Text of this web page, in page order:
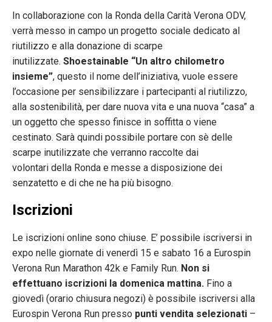
In collaborazione con la Ronda della Carità Verona ODV,
verrà messo in campo un progetto sociale dedicato al
riutilizzo e alla donazione di scarpe
inutilizzate. Shoestainable “Un altro chilometro
insieme”, questo il nome dell’iniziativa, vuole essere
l’occasione per sensibilizzare i partecipanti al riutilizzo,
alla sostenibilità, per dare nuova vita e una nuova “casa” a
un oggetto che spesso finisce in soffitta o viene
cestinato. Sarà quindi possibile portare con sè delle
scarpe inutilizzate che verranno raccolte dai
volontari della Ronda e messe a disposizione dei
senzatetto e di che ne ha più bisogno.
Iscrizioni
Le iscrizioni online sono chiuse. E’ possibile iscriversi in
expo nelle giornate di venerdì 15 e sabato 16 a Eurospin
Verona Run Marathon 42k e Family Run. Non si
effettuano iscrizioni la domenica mattina. Fino a
giovedì (orario chiusura negozi) è possibile iscriversi alla
Eurospin Verona Run presso punti vendita selezionati –